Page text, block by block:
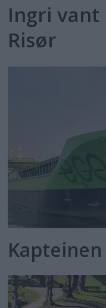
Ingri
Risør